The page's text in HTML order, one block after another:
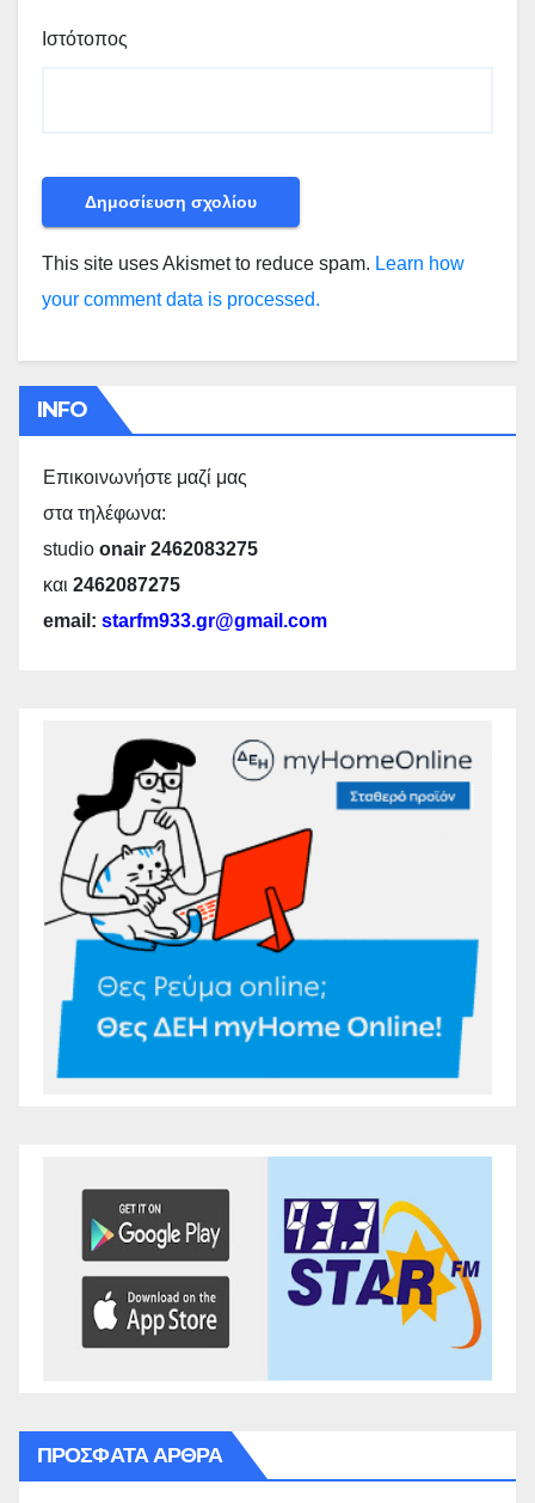
Ιστότοπος
This site uses Akismet to reduce spam. Learn how
your comment data is processed.
INFO
Επικοινωνήστε μαζί μας
στα τηλέφωνα:
studio onair 2462083275
και 2462087275
email: starfm933.gr@gmail.com
ΠΡΌΣΦΑΤΑ ΆΡΘΡΑ